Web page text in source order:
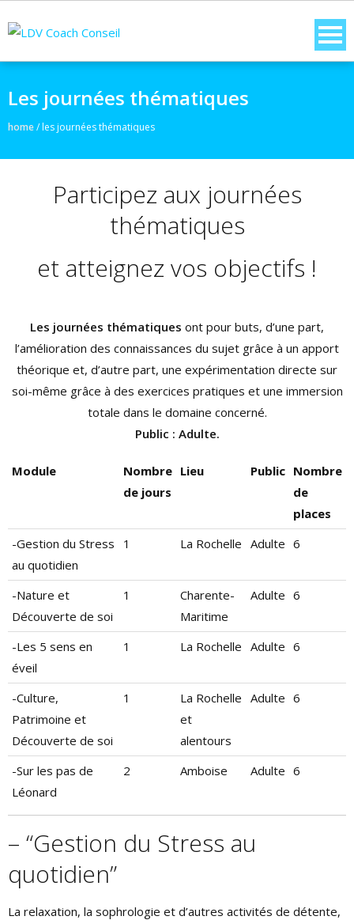
Les journées thématiques
home/les journées thématiques
Participez aux journées
thématiques
et atteignez vos objectifs !
Les journées thématiques ont pour buts, d’une part,
l’amélioration des connaissances du sujet grâce à un apport
théorique et, d’autre part, une expérimentation directe sur
soi-même grâce à des exercices pratiques et une immersion
totale dans le domaine concerné.
Public : Adulte.
Module
Nombre
de jours
Lieu Public Nombre
de
places
-Gestion du Stress
au quotidien
1 La Rochelle Adulte 6
-Nature et
Découverte de soi
1
Charente-
Maritime
Adulte 6
-Les 5 sens en
éveil
1 La Rochelle Adulte 6
-Culture,
Patrimoine et
Découverte de soi
1
La Rochelle
et
alentours
Adulte 6
-Sur les pas de
Léonard
2 Amboise Adulte 6
– “Gestion du Stress au
quotidien”
La relaxation, la sophrologie et d’autres activités de détente,